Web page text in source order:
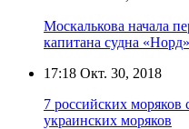
Москалькова начала
капитана судна «Норд»
17:18 Окт. 30, 2018
7 российских
украинских моряков